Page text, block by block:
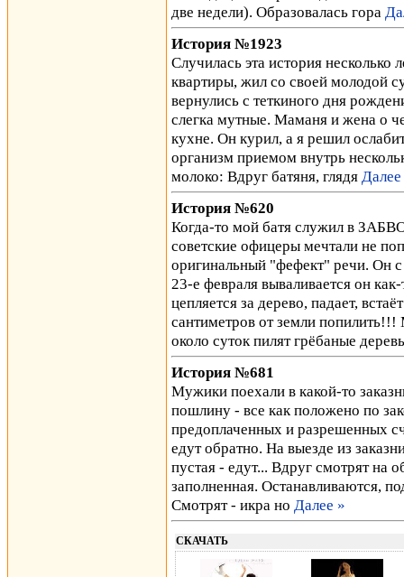
две недели). Образовалась гора
История №1923
Случилась эта история несколько
квартиры, жил со своей молодой
вернулись с теткиного дня
слегка мутные. Маманя и жена о
кухне. Он курил, а я решил
организм приемом внутрь
молоко: Вдруг батяня, глядя
История №620
Когда-то мой батя служил в
советские офицеры мечтали не
оригинальный "фефект" речи. Он
23-е февраля вываливается он
цепляется за дерево, падает,
сантиметров от земли
около суток пилят грёбаные
История №681
Мужики поехали в какой-то
пошлину - все как положено по
предоплаченных и разрешенных
едут обратно. На выезде из
пустая - едут... Вдруг смотрят на
заполненная. Останавливаются,
Смотрят - икра но Далее »
СКАЧАТЬ